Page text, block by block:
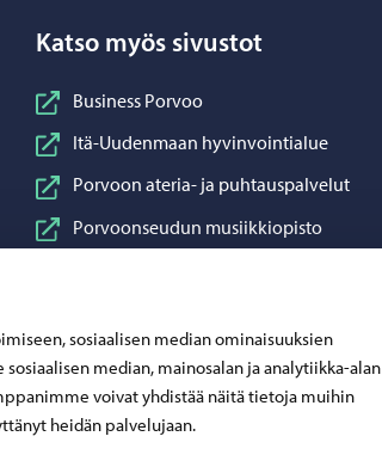
sosiaalisen median ominaisuuksien
median, mainosalan ja analytiikka-alan
voivat yhdistää näitä tietoja muihin
heidän palvelujaan.
Katso myös sivustot
Business Porvoo
Itä-Uudenmaan hyvinvointialue
Porvoon ateria- ja puhtauspalvelut
Porvoonseudun musiikkiopisto
Taidetehdas
Visit Porvoo